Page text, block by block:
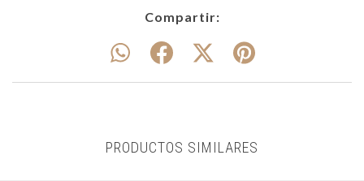
Compartir:
PRODUCTOS SIMILARES